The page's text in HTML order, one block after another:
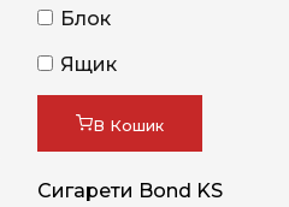
Блок
Ящик
В Кошик
Сигарети Bond KS